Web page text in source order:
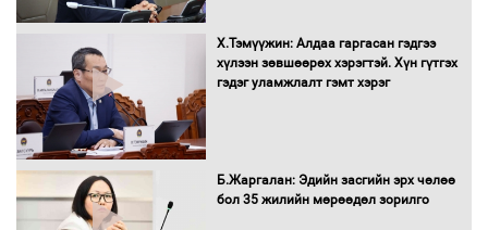
чиглэлийн төмөр замыг ашиглалтад
оруулахаар бэлтгэж байна
асаалаа
Х.Тэмүүжин: Алдаа гаргасан гэдгээ
хүлээн зөвшөөрөх хэрэгтэй. Хүн гүтгэх
гэдэг уламжлалт гэмт хэрэг
Б.Жаргалан: Эдийн засгийн эрх чөлөө
бол 35 жилийн мөрөөдөл зорилго